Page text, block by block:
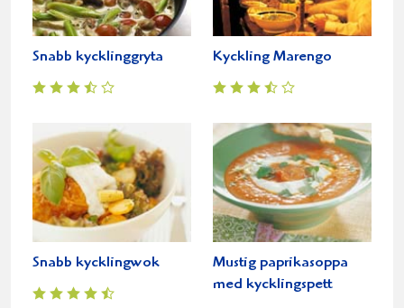
Snabb kycklinggryta Kyckling Marengo
Snabb kycklingwok
Mustig paprikasoppa
med kycklingspett